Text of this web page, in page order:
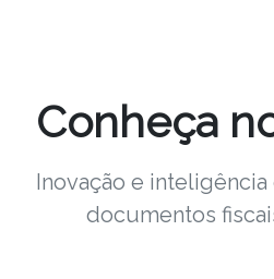
Conheça
Inovação e
documentos